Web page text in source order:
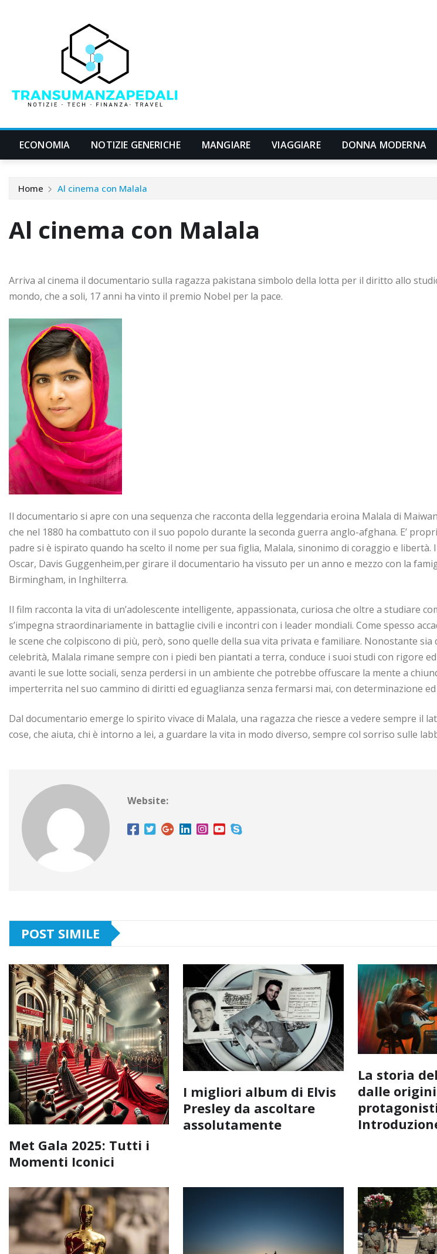
ECONOMIA NOTIZIE GENERICHE MANGIARE VIAGGIARE DONNA MODERNA
Home Al cinema con Malala
Al cinema con Malala
Arriva al cinema il documentario sulla ragazza pakistana simbolo della lotta per il diritto allo
mondo, che a soli, 17 anni ha vinto il premio Nobel per la pace.
Il documentario si apre con una sequenza che racconta della leggendaria eroina Malala di
che nel 1880 ha combattuto con il suo popolo durante la seconda guerra anglo-afghana. E’
padre si è ispirato quando ha scelto il nome per sua figlia, Malala, sinonimo di coraggio e libertà.
Oscar, Davis Guggenheim,per girare il documentario ha vissuto per un anno e mezzo con la
Birmingham, in Inghilterra.
Il film racconta la vita di un’adolescente intelligente, appassionata, curiosa che oltre a studiare
s’impegna straordinariamente in battaglie civili e incontri con i leader mondiali. Come spesso
le scene che colpiscono di più, però, sono quelle della sua vita privata e familiare. Nonostante sia
celebrità, Malala rimane sempre con i piedi ben piantati a terra, conduce i suoi studi con rigore
avanti le sue lotte sociali, senza perdersi in un ambiente che potrebbe offuscare la mente a
imperterrita nel suo cammino di diritti ed eguaglianza senza fermarsi mai, con determinazione
Dal documentario emerge lo spirito vivace di Malala, una ragazza che riesce a vedere sempre il
cose, che aiuta, chi è intorno a lei, a guardare la vita in modo diverso, sempre col sorriso sulle
Website:
POST SIMILE
Met Gala 2025: Tutti i
Momenti Iconici
I migliori album di Elvis
Presley da ascoltare
assolutamente
La storia
dalle